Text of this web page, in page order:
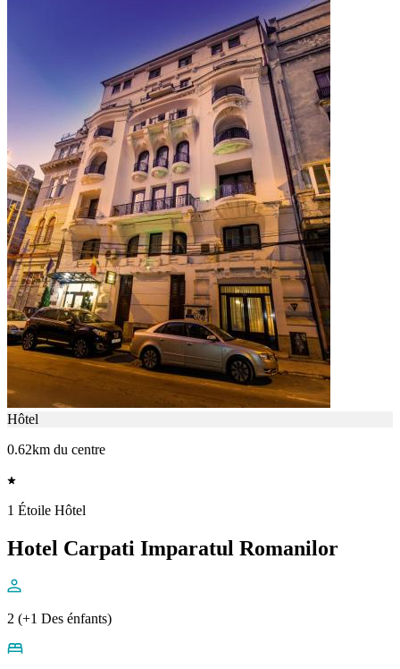
Hôtel
0.62km du centre
1 Étoile Hôtel
Hotel Carpati Imparatul Romanilor
2 (+1 Des énfants)